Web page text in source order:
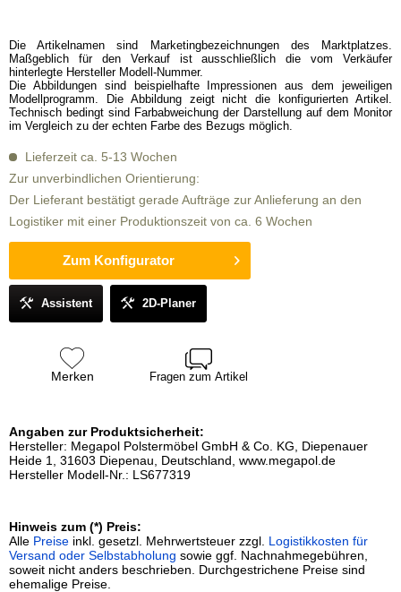
Die Artikelnamen sind Marketingbezeichnungen des Marktplatzes.
Maßgeblich für den Verkauf ist ausschließlich die vom Verkäufer
hinterlegte Hersteller Modell-Nummer.
Die Abbildungen sind beispielhafte Impressionen aus dem jeweiligen
Modellprogramm. Die Abbildung zeigt nicht die konfigurierten Artikel.
Technisch bedingt sind Farbabweichung der Darstellung auf dem Monitor
im Vergleich zu der echten Farbe des Bezugs möglich.
Lieferzeit ca. 5-13 Wochen
Zur unverbindlichen Orientierung:
Der Lieferant bestätigt gerade Aufträge zur Anlieferung an den
Logistiker mit einer Produktionszeit von ca. 6 Wochen
Zum Konfigurator
Assistent 2D-Planer
Merken Fragen zum Artikel
Angaben zur Produktsicherheit:
Hersteller: Megapol Polstermöbel GmbH & Co. KG, Diepenauer
Heide 1, 31603 Diepenau, Deutschland, www.megapol.de
Hersteller Modell-Nr.: LS677319
Hinweis zum (*) Preis:
Alle Preise inkl. gesetzl. Mehrwertsteuer zzgl. Logistikkosten für
Versand oder Selbstabholung sowie ggf. Nachnahmegebühren,
soweit nicht anders beschrieben. Durchgestrichene Preise sind
ehemalige Preise.